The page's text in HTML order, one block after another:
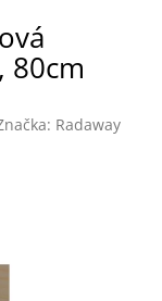
80cm
Radaway